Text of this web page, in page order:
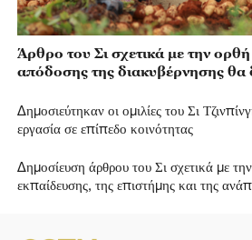
Άρθρο του Σι σχετικά με την
απόδοσης της διακυβέρνησης θα
Δημοσιεύτηκαν οι ομιλίες του Σι
εργασία σε επίπεδο κοινότητας
Δημοσίευση άρθρου του Σι σχετικά με
εκπαίδευσης, της επιστήμης και της